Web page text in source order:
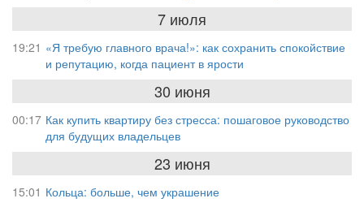
7 июля
19:21 «Я требую главного врача!»: как сохранить спокойствие
и репутацию, когда пациент в ярости
30 июня
00:17 Как купить квартиру без стресса: пошаговое руководство
для будущих владельцев
23 июня
15:01 Кольца: больше, чем украшение